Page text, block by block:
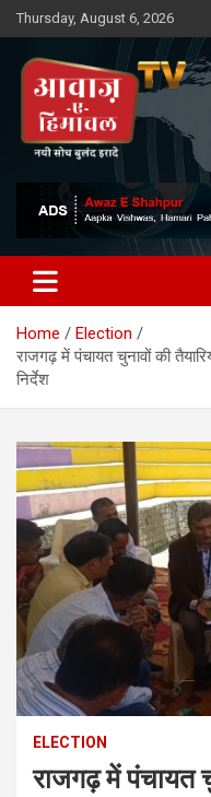
Skip
to
content
Thursday, August 6, 2026
Awaz-E-
Home
Election
राजगढ़ में पंचायत चुनावों की
निर्देश
ELECTION
राजगढ़ में पंचायत